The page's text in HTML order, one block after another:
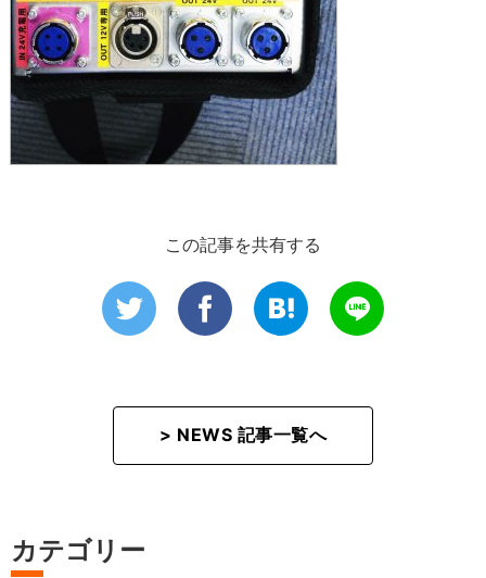
この記事を共有する
> NEWS 記事一覧へ
カテゴリー